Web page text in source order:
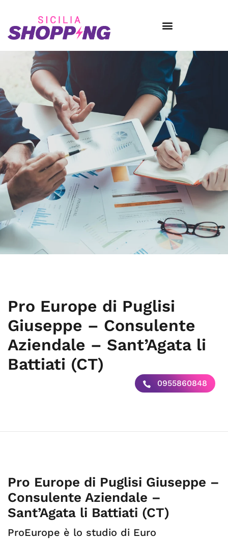
Pro Europe di Puglisi
Giuseppe – Consulente
Aziendale – Sant’Agata li
Battiati (CT)
0955860848
Pro Europe di Puglisi Giuseppe –
Consulente Aziendale –
Sant’Agata li Battiati (CT)
ProEurope è lo studio di Euro